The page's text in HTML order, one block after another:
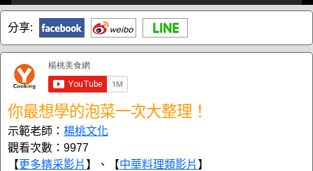
分享:
你最想學的泡菜一次大整理！
示範老師： 楊桃文化
觀看次數：9977
【更多精采影片 】、【中華料理類影片 】